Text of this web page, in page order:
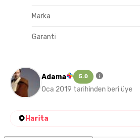
Marka
Garanti
Adama 5.0
Oca 2019 tarihinden beri üye
Harita